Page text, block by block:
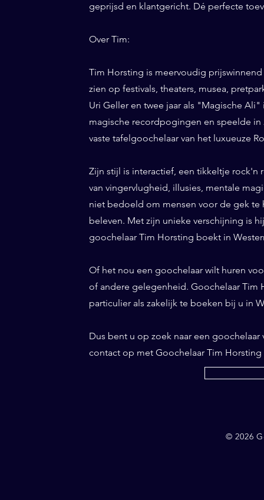
geprijsd en klantgericht. Dé perfecte
Over Tim:
Tim Horsting is meervoudig
zien op festivals, theaters, musea,
Uri Geller en twee jaar als "Magische
magische recordpogingen en speelde in
vaste tafelgoochelaar van het luxueuze
Zijn stijl is interactief, een tikkeltje rock'n
van vingervlugheid, illusies, mentale
niet bedoeld om mensen voor de gek te
beleven. Met zijn unieke verschijning is
goochelaar Tim Horsting boekt in
Of het nou een goochelaar wilt huren
of andere gelegenheid. Goochelaar Tim
particulier als zakelijk te boeken bij u in
Dus bent u op zoek naar een
contact op met Goochelaar Tim Horsting
© 2026